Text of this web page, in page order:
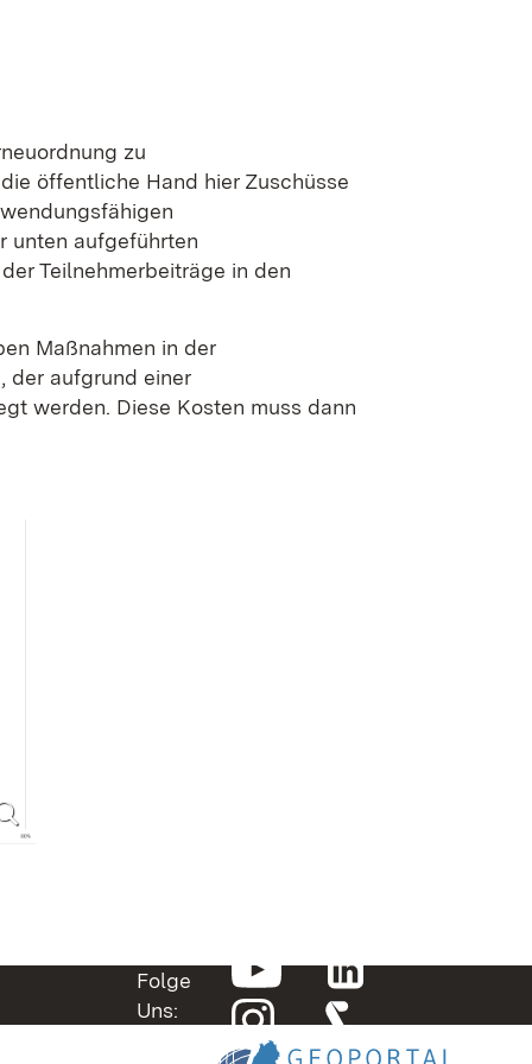
zu
öffentliche Hand hier Zuschüsse
unten aufgeführten
Teilnehmerbeiträge in den
Maßnahmen in der
der aufgrund einer
werden. Diese Kosten muss dann
Folge
Uns: